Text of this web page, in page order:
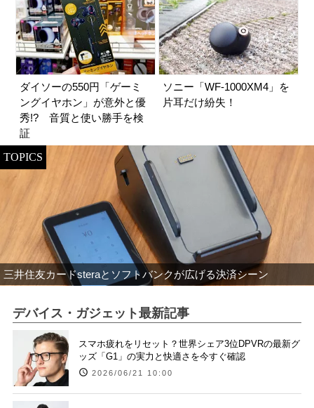
ダイソーの550円「ゲーミ
ングイヤホン」が意外と優
秀!? 音質と使い勝手を検
証
ソニー「WF-1000XM4」を
片耳だけ紛失！
TOPICS
三井住友カードsteraとソフトバンクが広げる決済シーン
デバイス・ガジェット最新記事
スマホ疲れをリセット？世界シェア3位DPVRの最新グ
ッズ「G1」の実力と快適さを今すぐ確認
2026/06/21 10:00